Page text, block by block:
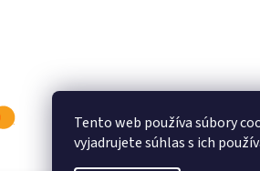
Tento web používa súbory
vyjadrujete súhlas s ich